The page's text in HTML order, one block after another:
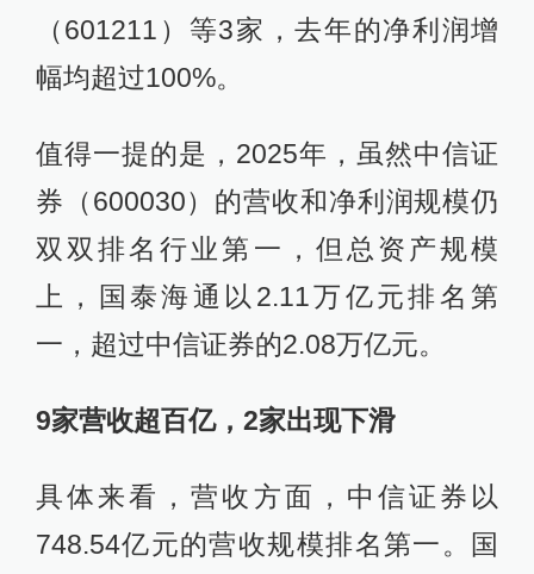
（601211）等3家，去年的净利润增
幅均超过100%。
值得一提的是，2025年，虽然中信证
券（600030）的营收和净利润规模仍
双双排名行业第一，但总资产规模
上，国泰海通以2.11万亿元排名第
一，超过中信证券的2.08万亿元。
9家营收超百亿，2家出现下滑
具体来看，营收方面，中信证券以
748.54亿元的营收规模排名第一。国